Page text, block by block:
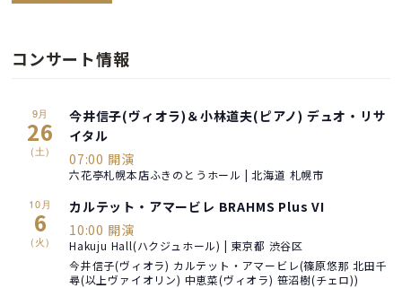
コンサート情報
9月
26
(土)
今井信子(ヴィオラ)＆小林道夫(ピアノ) デュオ・リサ
イタル
07:00 開演
六花亭札幌本店ふきのとうホール | 北海道 札幌市
10月
6
(火)
カルテット・アマービレ BRAHMS Plus VI
10:00 開演
Hakuju Hall(ハクジュホール) | 東京都 渋谷区
今井信子(ヴィオラ) カルテット・アマービレ(篠原悠那 北田千
尋(以上ヴァイオリン) 中恵菜(ヴィオラ) 笹沼樹(チェロ))